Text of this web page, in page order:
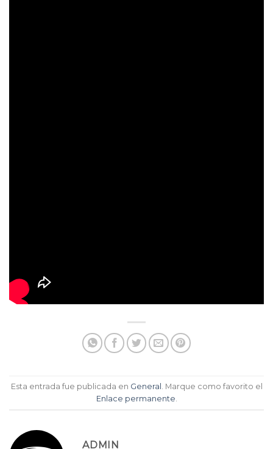
Esta entrada fue publicada en General . Marque como favorito el
Enlace permanente
ADMIN